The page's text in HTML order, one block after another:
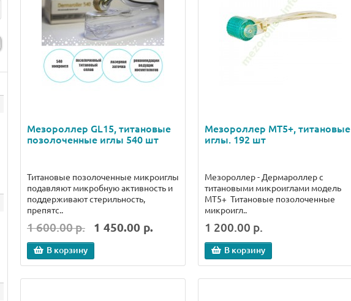
Мезороллер GL15, титановые
позолоченные иглы 540 шт
Титановые позолоченные микроиглы
подавляют микробную активность и
поддерживают стерильность,
препятс..
1 600.00 р. 1 450.00 р.
В корзину
Мезороллер МТ5+, титановые
иглы. 192 шт
Мезороллер - Дермароллер с
титановыми микроиглами модель
МТ5+ Титановые позолоченные
микроигл..
1 200.00 р.
В корзину